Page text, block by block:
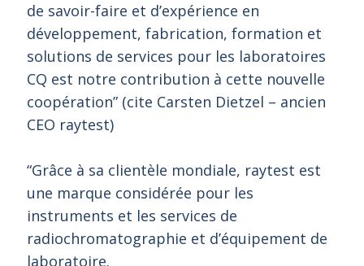
de savoir-faire et d’expérience en
développement, fabrication, formation et
solutions de services pour les laboratoires
CQ est notre contribution à cette nouvelle
coopération” (cite Carsten Dietzel – ancien
CEO raytest)
“Grâce à sa clientèle mondiale, raytest est
une marque considérée pour les
instruments et les services de
radiochromatographie et d’équipement de
laboratoire.